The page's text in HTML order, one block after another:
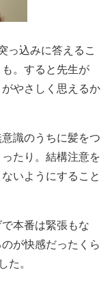
っ込みに答えるこ
。すると先生が
がやさしく思えるか
識のうちに髪をつ
たり。結構注意を
いようにすること
本番は緊張もな
が快感だったくら
た。